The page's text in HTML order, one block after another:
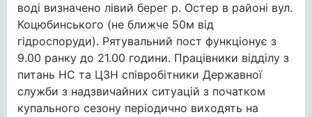
воді визначено лівий берег р. Остер в районі вул.
Коцюбинського (не ближче 50м від
гідроспоруди). Рятувальний пост функціонує з
9.00 ранку до 21.00 години. Працівники відділу з
питань НС та ЦЗН співробітники Державної
служби з надзвичайних ситуацій з початком
купального сезону періодично виходять на